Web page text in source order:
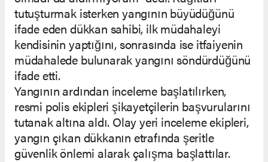
tutuşturmak isterken yangının büyüdüğünü
ifade eden dükkan sahibi, ilk müdahaleyi
kendisinin yaptığını, sonrasında ise itfaiyenin
müdahalede bulunarak yangını söndürdüğünü
ifade etti.
Yangının ardından inceleme başlatılırken,
resmi polis ekipleri şikayetçilerin başvurularını
tutanak altına aldı. Olay yeri inceleme ekipleri,
yangın çıkan dükkanın etrafında şeritle
güvenlik önlemi alarak çalışma başlattılar.